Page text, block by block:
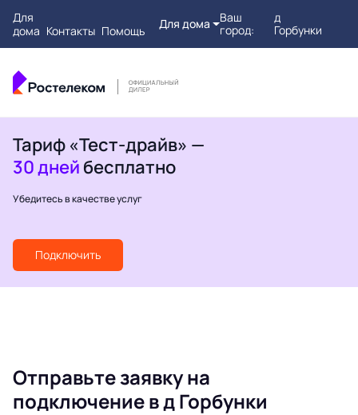
Для
дома Контакты Помощь Для дома
Ваш
город:
д
Горбунки
Тариф «Тест-драйв» —
30 дней бесплатно
Убедитесь в качестве услуг
Подключить
Отправьте заявку на
подключение в д Горбунки